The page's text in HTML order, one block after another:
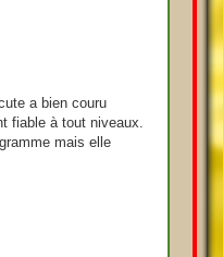
a bien couru
fiable à tout niveaux.
mais elle